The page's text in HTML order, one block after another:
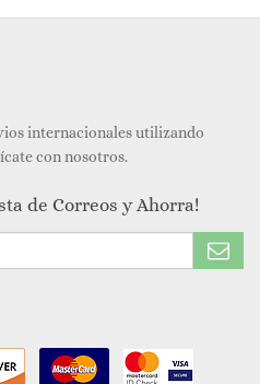
internacionales utilizando
con nosotros.
de Correos y Ahorra!